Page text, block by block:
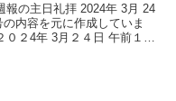
報の主日礼拝 2024年 3月 24
の内容を元に作成していま
０２4年 3月２４日 午前１